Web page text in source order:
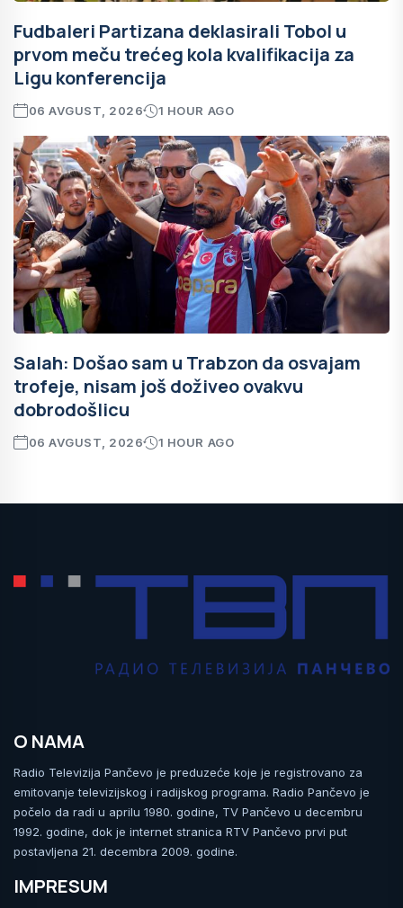
Fudbaleri Partizana deklasirali Tobol u
prvom meču trećeg kola kvalifikacija za
Ligu konferencija
06 AVGUST, 2026 1 HOUR AGO
Salah: Došao sam u Trabzon da osvajam
trofeje, nisam još doživeo ovakvu
dobrodošlicu
06 AVGUST, 2026 1 HOUR AGO
O NAMA
Radio Televizija Pančevo je preduzeće koje je registrovano za
emitovanje televizijskog i radijskog programa. Radio Pančevo je
počelo da radi u aprilu 1980. godine, TV Pančevo u decembru
1992. godine, dok je internet stranica RTV Pančevo prvi put
postavljena 21. decembra 2009. godine.
IMPRESUM